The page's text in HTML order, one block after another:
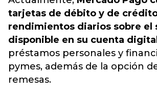
tarjetas de débito y de
rendimientos diarios sobre el
disponible en su cuenta digital
préstamos personales y
pymes, además de la opción
remesas.